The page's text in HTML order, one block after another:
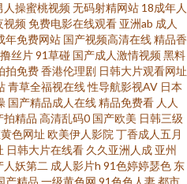
总资源 91网红在线视频 91官方网站在
网 亚韩视频欧美亚视频 三级网址直接
人妻 后入91 岛国三级网站在线观看 大
网站免 美日欧一本道 韩日VT色情网站
人操蜜桃视频无码射精网站 18成年人
视频免费电影在线观看 亚洲ab 成人
年免费网站 国产视频高清在线精品香
丝片91草碰 国产成人激情视频黑料
拍免费香港伦理剧 日韩大片观看网址
青草全福视在线性导航影视AV 日本
国产精品成人在线精品免费看 人人
拍精品 高清乱码0 国产欧美 日韩三级
色网址 欧美伊人影院 丁香成人五月
日韩大片在线看 久久亚洲人成 亚州
人妖第二 成人影片h 91色婷婷瑟色 东
产精品 一级黄色网 91色色人妻都市